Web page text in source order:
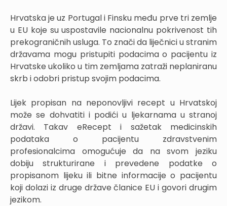
Hrvatska je uz Portugal i Finsku među prve tri zemlje
u EU koje su uspostavile nacionalnu pokrivenost tih
prekograničnih usluga. To znači da liječnici u stranim
državama mogu pristupiti podacima o pacijentu iz
Hrvatske ukoliko u tim zemljama zatraži neplaniranu
skrb i odobri pristup svojim podacima.
Lijek propisan na neponovljivi recept u Hrvatskoj
može se dohvatiti i podići u ljekarnama u stranoj
državi. Takav eRecept i sažetak medicinskih
podataka o pacijentu zdravstvenim
profesionalcima omogućuje da na svom jeziku
dobiju strukturirane i prevedene podatke o
propisanom lijeku ili bitne informacije o pacijentu
koji dolazi iz druge države članice EU i govori drugim
jezikom.